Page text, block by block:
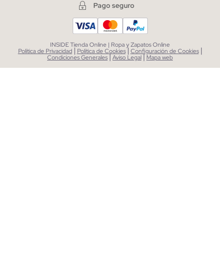
Pago seguro
INSIDE Tienda Online | Ropa y Zapatos Online
Política de Privacidad | Política de Cookies| Configuración de Cookies |
Condiciones Generales|Aviso Legal| Mapa web